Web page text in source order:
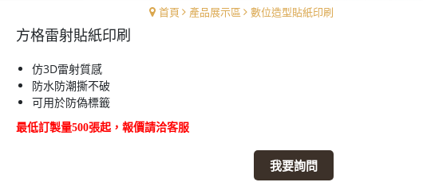
首頁 產品展示區 數位造型貼紙印刷
方格雷射貼紙印刷
仿3D雷射質感
防水防潮撕不破
可用於防偽標籤
最低訂製量500張起，報價請洽客服
我要詢問